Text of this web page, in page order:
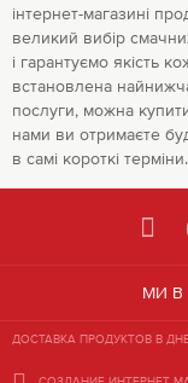
інтернет-магазині
великий вибір
і гарантуємо якість
встановлена
послуги, можна
нами ви отримаєте
в самі короткі терміни.
МИ В
ДОСТАВКА ПРОДУКТОВ В